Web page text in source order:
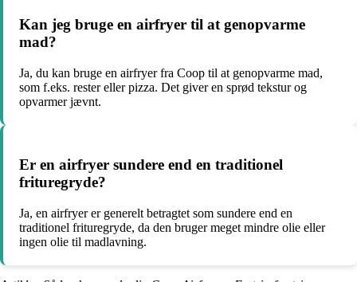
Kan jeg bruge en airfryer til at genopvarme
mad?
Ja, du kan bruge en airfryer fra Coop til at genopvarme mad,
som f.eks. rester eller pizza. Det giver en sprød tekstur og
opvarmer jævnt.
Er en airfryer sundere end en traditionel
frituregryde?
Ja, en airfryer er generelt betragtet som sundere end en
traditionel frituregryde, da den bruger meget mindre olie eller
ingen olie til madlavning.